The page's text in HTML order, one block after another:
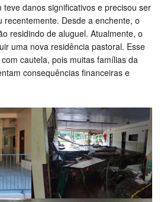
danos significativos e precisou ser
recentemente. Desde a enchente, o
residindo de aluguel. Atualmente, o
uma nova residência pastoral. Esse
cautela, pois muitas famílias da
consequências financeiras e